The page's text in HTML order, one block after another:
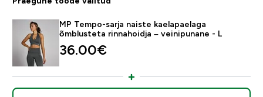
MP Tempo-sarja naiste kaelapaelaga
õmblusteta rinnahoidja – veinipunane - L
36.00€‎